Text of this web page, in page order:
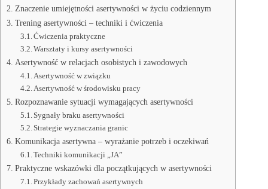
Znaczenie umiejętności asertywności w życiu codziennym
Trening asertywności – techniki i ćwiczenia
Ćwiczenia praktyczne
Warsztaty i kursy asertywności
Asertywność w relacjach osobistych i zawodowych
Asertywność w związku
Asertywność w środowisku pracy
Rozpoznawanie sytuacji wymagających asertywności
Sygnały braku asertywności
Strategie wyznaczania granic
Komunikacja asertywna – wyrażanie potrzeb i oczekiwań
Techniki komunikacji „JA”
Praktyczne wskazówki dla początkujących w asertywności
Przykłady zachowań asertywnych